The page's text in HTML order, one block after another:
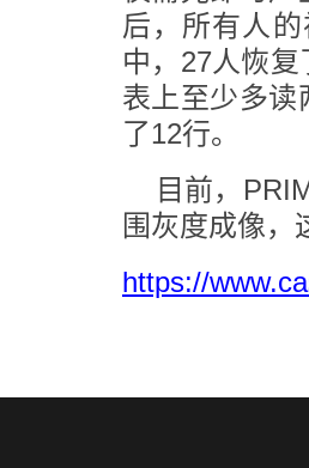
后，所有人
中，27人恢
表上至少多读
了12行。
目前，
围灰度成像，
https://